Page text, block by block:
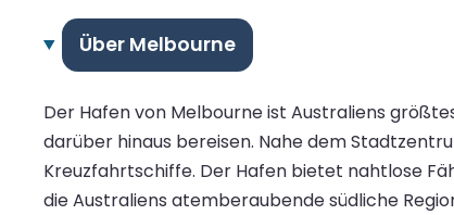
Über Melbourne
Der Hafen von Melbourne ist Australiens
darüber hinaus bereisen. Nahe dem
Kreuzfahrtschiffe. Der Hafen bietet nahtlose
die Australiens atemberaubende südliche